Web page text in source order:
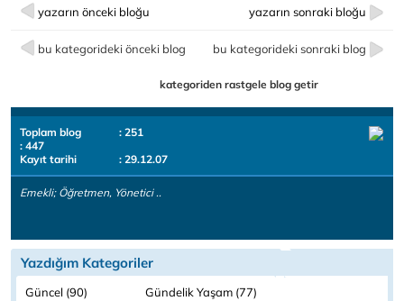
yazarın önceki bloğu yazarın sonraki bloğu
bu kategorideki önceki blog bu kategorideki sonraki blog
kategoriden rastgele blog getir
Toplam blog
: 251
: 447
Kayıt tarihi
: 29.12.07
Emekli; Öğretmen, Yönetici ..
Yazdığım Kategoriler
Güncel (90)
Gündelik Yaşam (77)